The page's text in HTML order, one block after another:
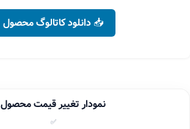
📥 دانلود کاتالوگ محصول
نمودار تغییر قیمت محصول
✅